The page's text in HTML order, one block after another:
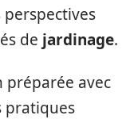
de jardinage.
préparée avec
pratiques